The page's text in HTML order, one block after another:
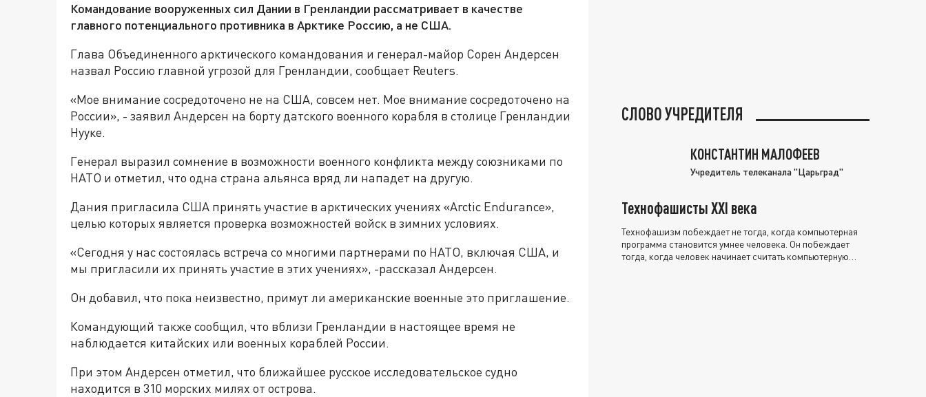
Командование вооруженных сил Дании в Гренландии рассматривает в качестве
главного потенциального противника в Арктике Россию, а не США.
Глава Объединенного арктического командования и генерал-майор Сорен Андерсен
назвал Россию главной угрозой для Гренландии, сообщает Reuters.
«Мое внимание сосредоточено не на США, совсем нет. Мое внимание сосредоточено на
России», - заявил Андерсен на борту датского военного корабля в столице Гренландии
Нууке.
Генерал выразил сомнение в возможности военного конфликта между союзниками по
НАТО и отметил, что одна страна альянса вряд ли нападет на другую.
Дания пригласила США принять участие в арктических учениях «Arctic Endurance»,
целью которых является проверка возможностей войск в зимних условиях.
«Сегодня у нас состоялась встреча со многими партнерами по НАТО, включая США, и
мы пригласили их принять участие в этих учениях», -рассказал Андерсен.
Он добавил, что пока неизвестно, примут ли американские военные это приглашение.
Командующий также сообщил, что вблизи Гренландии в настоящее время не
наблюдается китайских или военных кораблей России.
При этом Андерсен отметил, что ближайшее русское исследовательское судно
находится в 310 морских милях от острова.
СЛОВО УЧРЕДИТЕЛЯ
КОНСТАНТИН МАЛОФЕЕВ
Учредитель телеканала "Царьград"
Технофашисты XXI века
Технофашизм побеждает не тогда, когда компьютерная
программа становится умнее человека. Он побеждает
тогда, когда человек начинает считать компьютерную